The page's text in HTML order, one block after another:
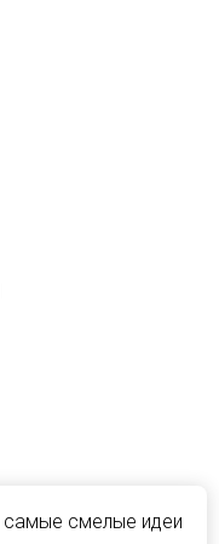
самые смелые идеи